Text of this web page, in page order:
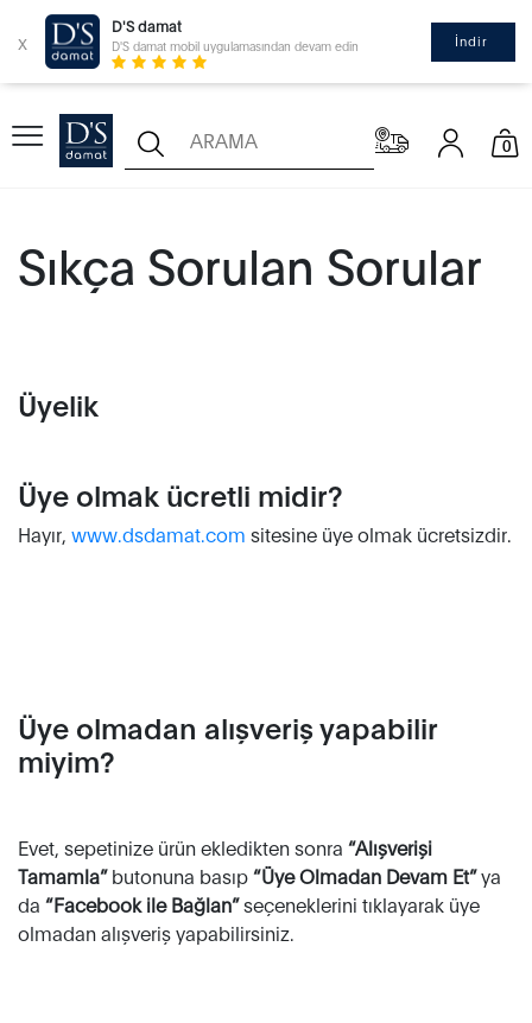
x
D'S damat
D'S damat mobil uygulamasından devam edin İndir
0
Sıkça Sorulan Sorular
Üyelik
Üye olmak ücretli midir?
Hayır, www.dsdamat.com sitesine üye olmak ücretsizdir.
Üye olmadan alışveriş yapabilir
miyim?
Evet, sepetinize ürün ekledikten sonra “Alışverişi
Tamamla”butonuna basıp“Üye Olmadan Devam Et”ya
da “Facebook ile Bağlan”seçeneklerini tıklayarak üye
olmadan alışveriş yapabilirsiniz.